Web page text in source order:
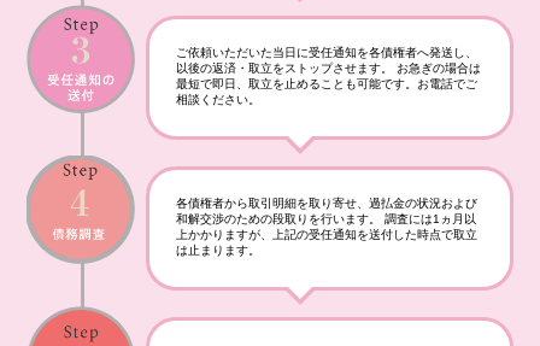
ご依頼いただいた当日に受任通知を各債権者へ発送し、
以後の返済・取立をストップさせます。 お急ぎの場合は
最短で即日、取立を止めることも可能です。お電話でご
相談ください。
各債権者から取引明細を取り寄せ、過払金の状況および
和解交渉のための段取りを行います。 調査には1ヵ月以
上かかりますが、上記の受任通知を送付した時点で取立
は止まります。